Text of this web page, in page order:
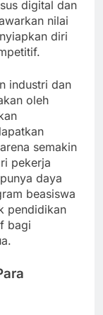
digital dan
nilai
diri
industri dan
oleh
semakin
pekerja
daya
beasiswa
pendidikan
bagi